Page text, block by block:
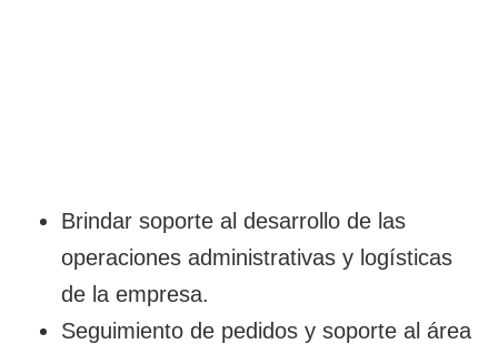
Brindar soporte al desarrollo de las
operaciones administrativas y logísticas
de la empresa.
Seguimiento de pedidos y soporte al área